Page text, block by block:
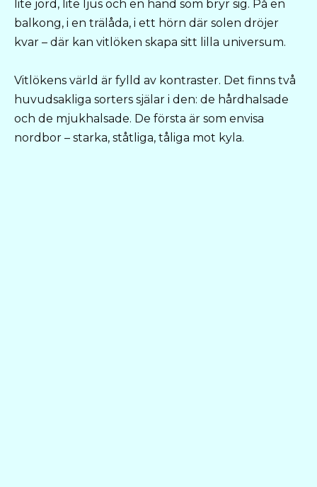
lite jord, lite ljus och en hand som bryr sig. På en
balkong, i en trälåda, i ett hörn där solen dröjer
kvar – där kan vitlöken skapa sitt lilla universum.
Vitlökens värld är fylld av kontraster. Det finns två
huvudsakliga sorters själar i den: de hårdhalsade
och de mjukhalsade. De första är som envisa
nordbor – starka, ståtliga, tåliga mot kyla.